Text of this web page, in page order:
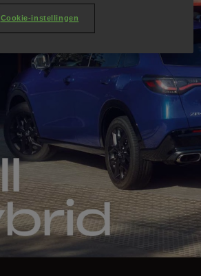
Cookie-instellingen